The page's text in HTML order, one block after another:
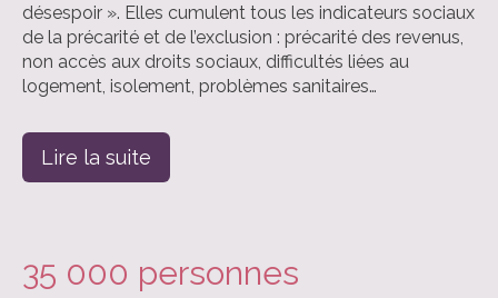
désespoir ». Elles cumulent tous les indicateurs sociaux
de la précarité et de l’exclusion : précarité des revenus,
non accès aux droits sociaux, difficultés liées au
logement, isolement, problèmes sanitaires…
Lire la suite
35 000 personnes